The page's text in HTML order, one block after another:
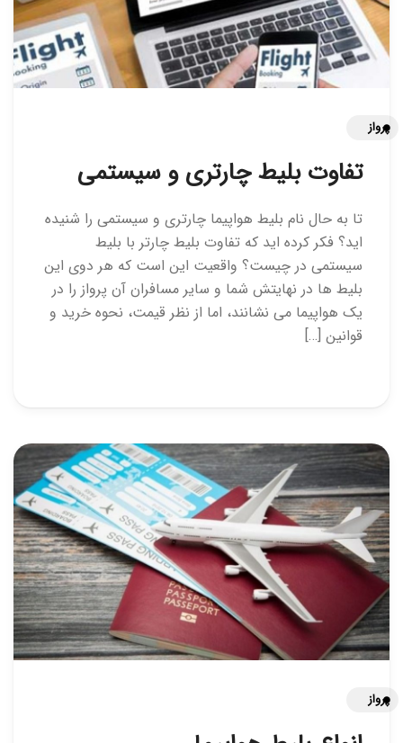
پرواز
تفاوت بلیط چارتری و سیستمی
تا به حال نام بلیط هواپیما چارتری و سیستمی را شنیده
اید؟ فکر کرده اید که تفاوت بلیط چارتر با بلیط
سیستمی در چیست؟ واقعیت این است که هر دوی این
بلیط ها در نهایتش شما و سایر مسافران آن پرواز را در
یک هواپیما می نشانند، اما از نظر قیمت، نحوه خرید و
قوانین […]
پرواز